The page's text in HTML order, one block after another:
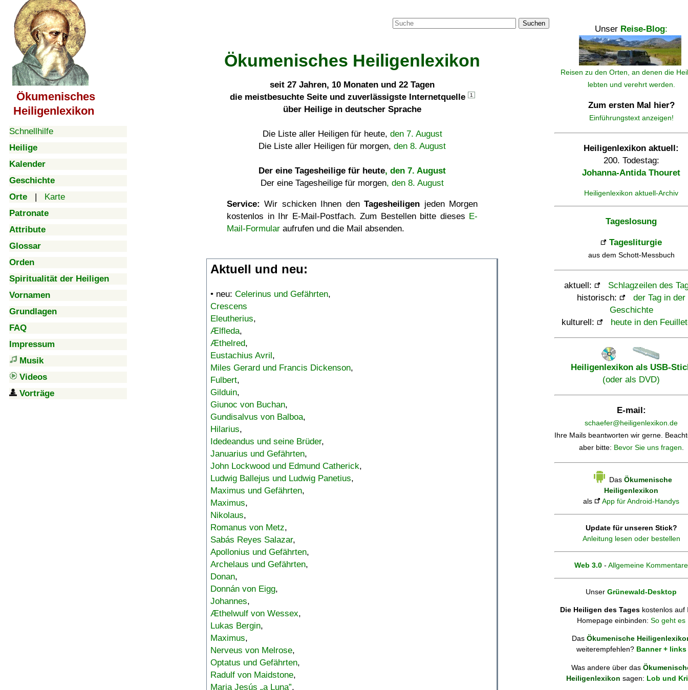
Ökumenisches
Heiligenlexikon
Schnellhilfe
Heilige
Kalender
Geschichte
Orte | Karte
Patronate
Attribute
Glossar
Orden
Spiritualität der Heiligen
Vornamen
Grundlagen
FAQ
Impressum
Musik
Videos
Vorträge
Suchen
Ökumenisches Heiligenlexikon
seit 27 Jahren, 10 Monaten und 22 Tagen
die meistbesuchte Seite und zuverlässigste Internetquelle
1
über Heilige in deutscher Sprache
Die Liste aller Heiligen für heute, den 7. August
Die Liste aller Heiligen für morgen, den 8. August
Der eine Tagesheilige für heute, den 7. August
Der eine Tagesheilige für morgen, den 8. August
Service: Wir schicken Ihnen denTagesheiligen jeden Morgen
kostenlos in Ihr E-Mail-Postfach. Zum Bestellen bitte dieses E-
Mail-Formular aufrufen und die Mail absenden.
Aktuell und neu:
• neu: Celerinus und Gefährten,
Crescens
Eleutherius,
Ælfleda,
Æthelred,
Eustachius Avril,
Miles Gerard und Francis Dickenson,
Fulbert,
Gilduin,
Giunoc von Buchan,
Gundisalvus von Balboa,
Hilarius,
Idedeandus und seine Brüder,
Januarius und Gefährten,
John Lockwood und Edmund Catherick,
Ludwig Ballejus und Ludwig Panetius,
Maximus und Gefährten,
Maximus,
Nikolaus,
Romanus von Metz,
Sabás Reyes Salazar,
Apollonius und Gefährten,
Archelaus und Gefährten,
Donan,
Donnán von Eigg,
Johannes,
Æthelwulf von Wessex,
Lukas Bergin,
Maximus,
Nerveus von Melrose,
Optatus und Gefährten,
Radulf von Maidstone,
Maria Jesús „a Luna”,
Unser Reise-Blog:
Reisen zu den Orten, an denen die
lebten und verehrt werden.
Zum ersten Mal hier?
Einführungstext anzeigen!
Heiligenlexikon aktuell:
200. Todestag:
Johanna-Antida Thouret
Heiligenlexikon aktuell-Archiv
Tageslosung
Tagesliturgie
aus dem Schott-Messbuch
aktuell:
Schlagzeilen des
historisch:
der Tag in der
Geschichte
kulturell:
heute in den
Heiligenlexikon als USB-
(oder als DVD)
E-mail:
schaefer@heiligenlexikon.de
Ihre Mails beantworten wir gerne.
aber bitte: Bevor Sie uns fragen.
Das Ökumenische
Heiligenlexikon
als
App für Android-Handys
Update für unseren Stick?
Anleitung lesen oder bestellen
Web 3.0 - Allgemeine Kommentare
Unser Grünewald-Desktop
Die Heiligen des Tages kostenlos auf
Homepage einbinden: So geht es
Das Ökumenische
weiterempfehlen? Banner + links
Was andere über das
Heiligenlexikon sagen: Lob und